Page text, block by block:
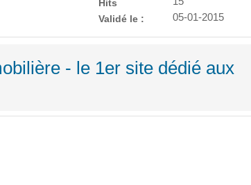
Hits
Validé le :
05-01-2015
- le 1er site dédié aux